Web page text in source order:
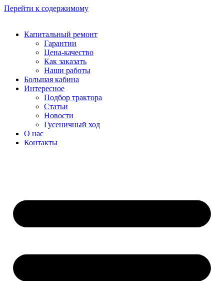
Перейти к содержимому
Капитальный ремонт
Гарантии
Цена-качество
Как заказать
Наши работы
Большая кабина
Интересное
Подбор трактора
Статьи
Новости
Гусеничный ход
О нас
Контакты